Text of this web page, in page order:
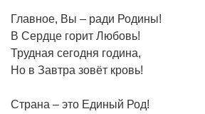
Главное, Вы – ради Родины!
В Сердце горит Любовь!
Трудная сегодня година,
Но в Завтра зовёт кровь!
Страна – это Единый Род!